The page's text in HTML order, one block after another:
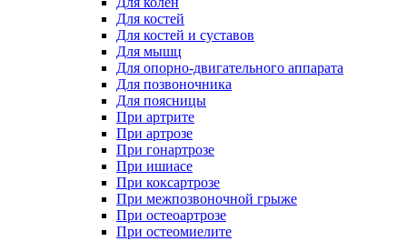
Для костей
Для костей и суставов
Для мышц
Для опорно-двигательного аппарата
Для позвоночника
Для поясницы
При артрите
При артрозе
При гонартрозе
При ишиасе
При коксартрозе
При межпозвоночной грыже
При остеоартрозе
При остеомиелите